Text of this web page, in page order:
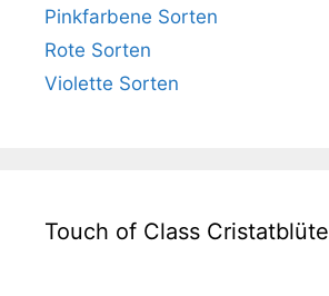
Pinkfarbene Sorten
Rote Sorten
Violette Sorten
Touch of Class Cristatblüte